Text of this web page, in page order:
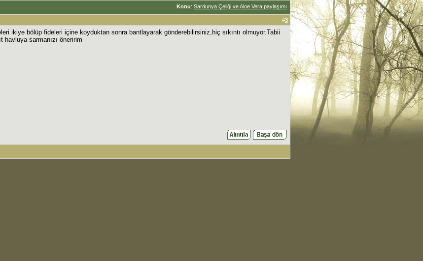
Konu: Sardunya Çeliği ve Aloe Vera paylaşımı
#3
ikiye bölüp fideleri içine koyduktan sonra bantlayarak gönderebilirsiniz,hiç sıkıntı olmuyor.Tabii
havluya sarmanızı öneririm